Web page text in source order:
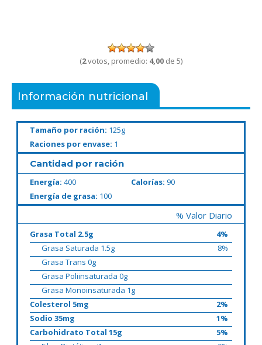
(2votos, promedio: 4,00 de 5)
Información nutricional
Tamaño por ración: 125g
Raciones por envase: 1
Cantidad por ración
Energía: 400 Calorías: 90
Energía de grasa: 100
% Valor Diario
Grasa Total 2.5g
4%
Grasa Saturada 1.5g
8%
Grasa Trans 0g
Grasa Poliinsaturada 0g
Grasa Monoinsaturada 1g
Colesterol 5mg
2%
Sodio 35mg
1%
Carbohidrato Total 15g
5%